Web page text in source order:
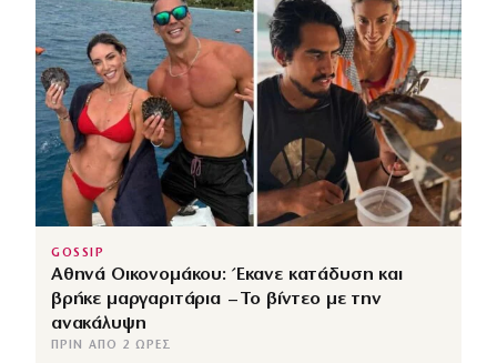
GOSSIP
Αθηνά Οικονομάκου: Έκανε κατάδυση και
βρήκε μαργαριτάρια – Το βίντεο με την
ανακάλυψη
ΠΡΙΝ ΑΠΌ 2 ΏΡΕΣ